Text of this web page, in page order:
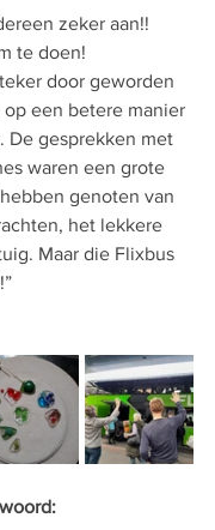
zeker aan!!
te doen!
door geworden
een betere manier
De gesprekken met
waren een grote
genoten van
het lekkere
Maar die Flixbus